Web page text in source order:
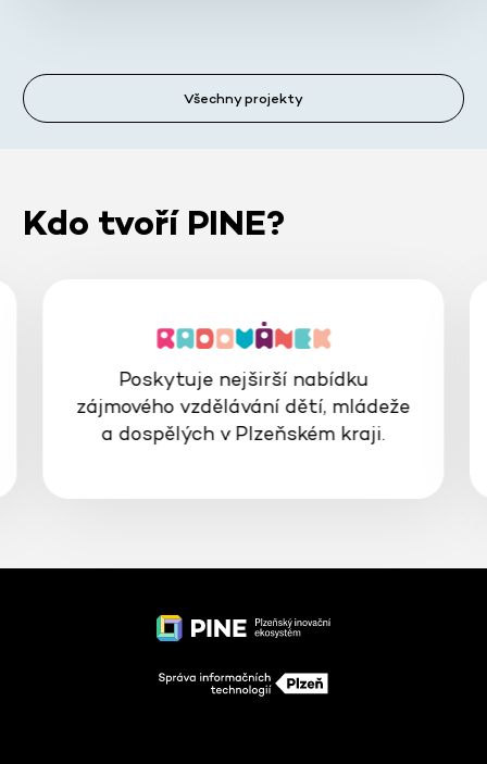
Všechny projekty
Kdo tvoří PINE?
Poskytuje nejširší nabídku
zájmového vzdělávání dětí, mládeže
a dospělých v Plzeňském kraji.